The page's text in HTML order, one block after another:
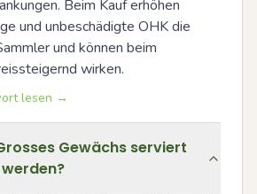
Beim Kauf erhöhen
und unbeschädigte OHK die
und können beim
wirken.
lesen →
Gewächs serviert